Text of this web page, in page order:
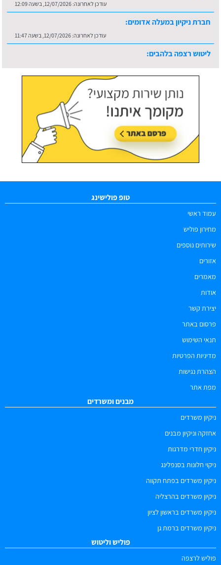
חברת ניקיון במעלה אדומים:
ליטוש רצפה בלהבים:
טופ פולישינג
עמוד ראשי
מחירון פוליש
שירותים נוספים
אזורים
מאמרים
אודות
יצירת קשר
פרסום באתר
תנאי השימוש
מדיניות הפרטיות
הצהרת נגישות
מפת אתר
מבנים ומשרדים
ניקיון משרדים
אחזקה וניקיון מבנים
ניקיון חדרי מדרגות
ניקוי חלונות בסנפלינג
ניקיון משרדים בפתח תקווה
ניקיון משרדים בהרצליה
ניקיון משרדים בראשון לציון
ניקיון משרדים ברמת גן
פוליש וליטוש
פוליש לרצפה